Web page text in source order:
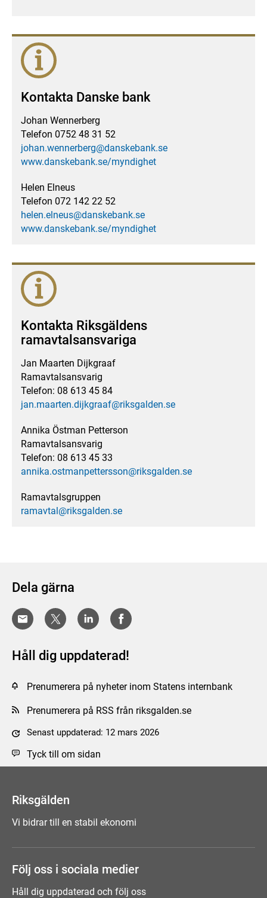
Kontakta Danske bank
Johan Wennerberg
Telefon 0752 48 31 52
johan.wennerberg@danskebank.se
www.danskebank.se/myndighet
Helen Elneus
Telefon 072 142 22 52
helen.elneus@danskebank.se
www.danskebank.se/myndighet
Kontakta Riksgäldens
ramavtalsansvariga
Jan Maarten Dijkgraaf
Ramavtalsansvarig
Telefon: 08 613 45 84
jan.maarten.dijkgraaf@riksgalden.se
Annika Östman Petterson
Ramavtalsansvarig
Telefon: 08 613 45 33
annika.ostmanpettersson@riksgalden.se
Ramavtalsgruppen
ramavtal@riksgalden.se
Dela gärna
Håll dig uppdaterad!
Prenumerera på nyheter inom Statens internbank
Prenumerera på RSS från riksgalden.se
Senast uppdaterad: 12 mars 2026
Tyck till om sidan
Riksgälden
Vi bidrar till en stabil ekonomi
Följ oss i sociala medier
Håll dig uppdaterad och följ oss